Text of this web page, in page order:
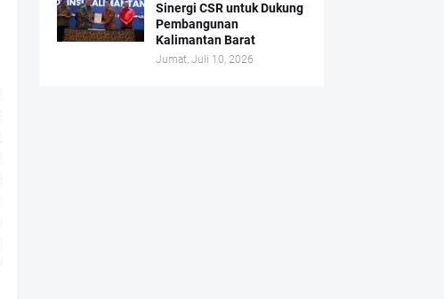
Sinergi CSR untuk Dukung
Pembangunan
Kalimantan Barat
Jumat, Juli 10, 2026